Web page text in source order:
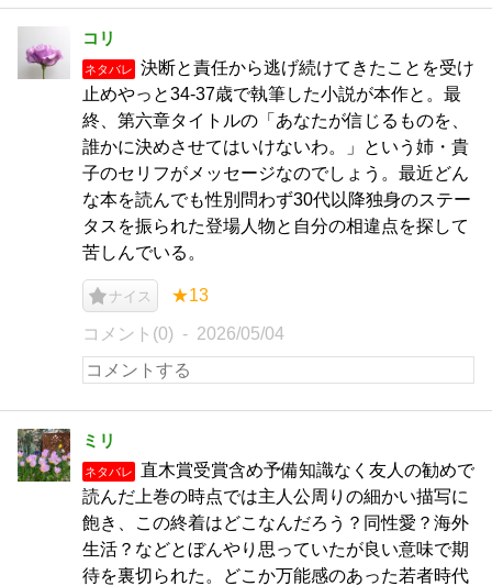
コリ
ネタバレ
決断と責任から逃げ続けてきたことを受け
止めやっと34-37歳で執筆した小説が本作と。最
終、第六章タイトルの「あなたが信じるものを、
誰かに決めさせてはいけないわ。」という姉・貴
子のセリフがメッセージなのでしょう。最近どん
な本を読んでも性別問わず30代以降独身のステー
タスを振られた登場人物と自分の相違点を探して
苦しんでいる。
ナイス ★13
コメント(0) 2026/05/04
ミリ
ネタバレ
直木賞受賞含め予備知識なく友人の勧めで
読んだ上巻の時点では主人公周りの細かい描写に
飽き、この終着はどこなんだろう？同性愛？海外
生活？などとぼんやり思っていたが良い意味で期
待を裏切られた。どこか万能感のあった若者時代